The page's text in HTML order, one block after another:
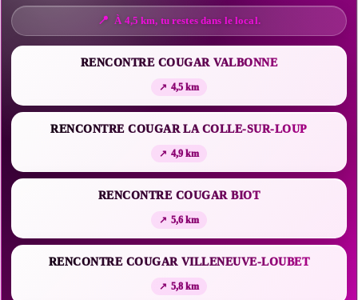
À 4,5 km, tu restes dans le local.
RENCONTRE COUGAR VALBONNE
4,5 km
RENCONTRE COUGAR LA COLLE-SUR-LOUP
4,9 km
RENCONTRE COUGAR BIOT
5,6 km
RENCONTRE COUGAR VILLENEUVE-LOUBET
5,8 km